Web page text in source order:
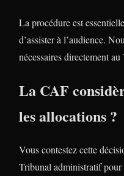
La procédure est
d’assister à l’audience.
nécessaires directement
La CAF
les allocations ?
Vous contestez cette
Tribunal administratif